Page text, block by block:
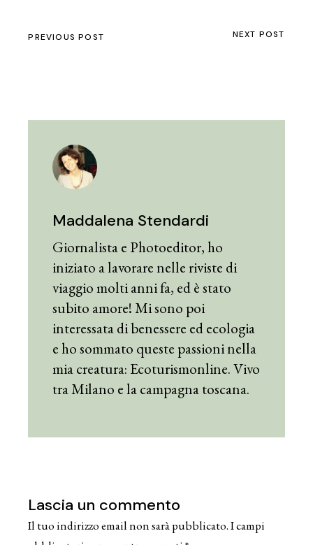
PREVIOUS POST NEXT POST
Maddalena Stendardi
Giornalista e Photoeditor, ho
iniziato a lavorare nelle riviste di
viaggio molti anni fa, ed è stato
subito amore! Mi sono poi
interessata di benessere ed ecologia
e ho sommato queste passioni nella
mia creatura: Ecoturismonline. Vivo
tra Milano e la campagna toscana.
Lascia un commento
Il tuo indirizzo email non sarà pubblicato.I campi